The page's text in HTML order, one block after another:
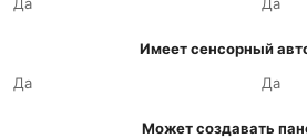
Имеет сенсорный
Да
Да
Может создавать